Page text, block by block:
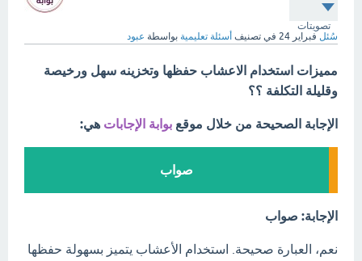
تصويتات
سُئل فبراير 24 في تصنيف أسئلة تعليمية بواسطة عبود
مميزات استخدام الاعشاب حفظها وتخزينه سهل ورخيصة
وقليلة التكلفة ؟؟
الإجابة الصحيحة من خلال موقع بوابة الإجابات هي:
صواب
الإجابة: صواب
نعم، العبارة صحيحة. استخدام الأعشاب يتميز بسهولة حفظها